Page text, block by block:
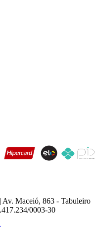
Maceió, 863 - Tabuleiro
0003-30